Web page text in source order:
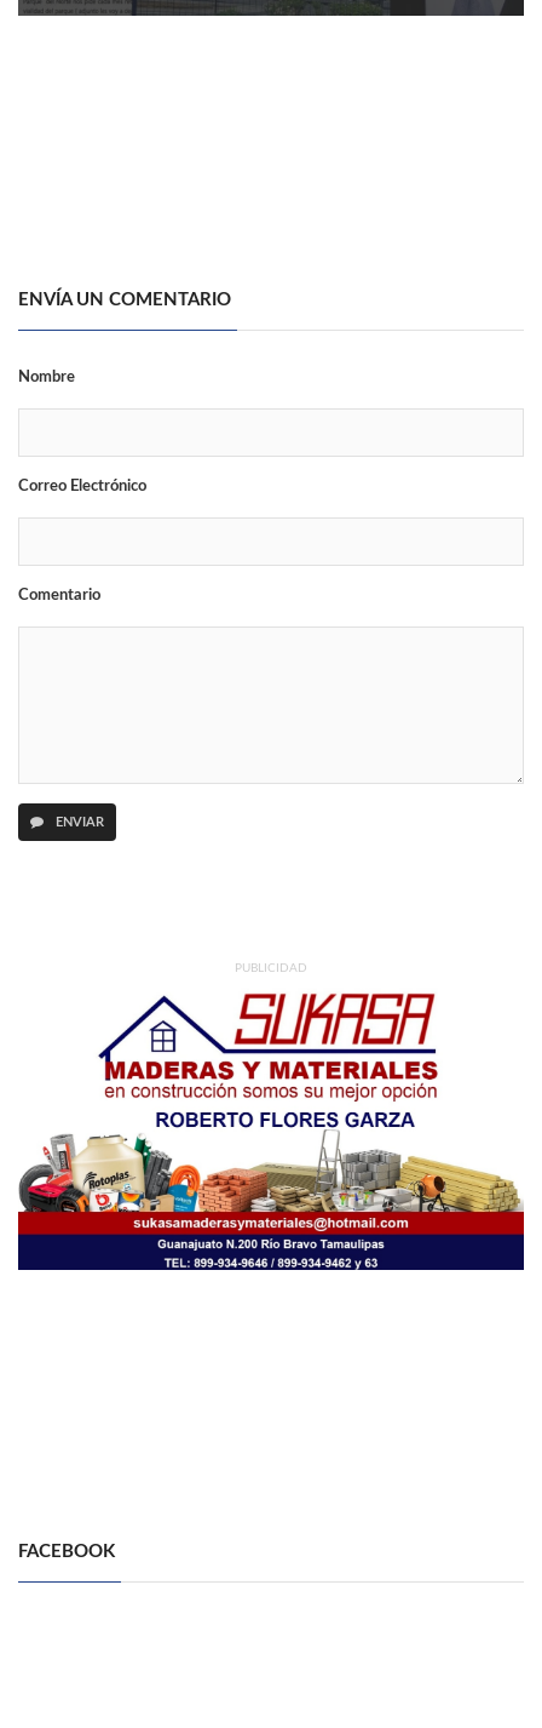
ENVÍA UN COMENTARIO
Nombre
Correo Electrónico
Comentario
ENVIAR
PUBLICIDAD
FACEBOOK